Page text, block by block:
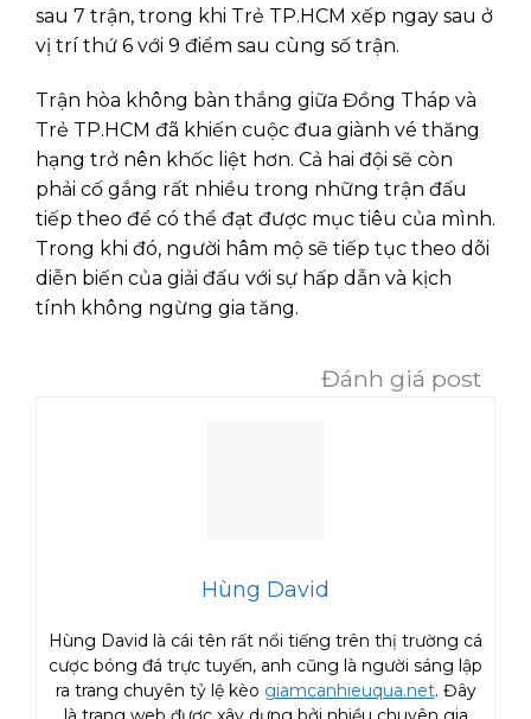
sau 7 trận, trong khi Trẻ TP.HCM xếp ngay sau ở
vị trí thứ 6 với 9 điểm sau cùng số trận.
Trận hòa không bàn thắng giữa Đồng Tháp và
Trẻ TP.HCM đã khiến cuộc đua giành vé thăng
hạng trở nên khốc liệt hơn. Cả hai đội sẽ còn
phải cố gắng rất nhiều trong những trận đấu
tiếp theo để có thể đạt được mục tiêu của mình.
Trong khi đó, người hâm mộ sẽ tiếp tục theo dõi
diễn biến của giải đấu với sự hấp dẫn và kịch
tính không ngừng gia tăng.
Đánh giá post
Hùng David
Hùng David là cái tên rất nổi tiếng trên thị trường cá
cược bóng đá trực tuyến, anh cũng là người sáng lập
ra trang chuyên tỷ lệ kèo giamcanhieuqua.net. Đây